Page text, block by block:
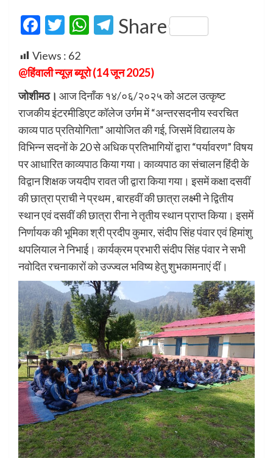
Facebook
Twitter
WhatsApp
Telegram
Share
Views : 62
@हिंवाली न्यूज़ ब्यूरो (14 जून 2025)
जोशीमठ। आज दिनाँक १४/०६/२०२५ को अटल उत्कृष्ट
राजकीय इंटरमीडिएट कॉलेज उर्गम में “अन्तरसदनीय स्वरचित
काव्य पाठ प्रतियोगिता” आयोजित की गई, जिसमें विद्यालय के
विभिन्न सदनों के 20 से अधिक प्रतिभागियों द्वारा “पर्यावरण” विषय
पर आधारित काव्यपाठ किया गया। काव्यपाठ का संचालन हिंदी के
विद्वान शिक्षक जयदीप रावत जी द्वारा किया गया। इसमें कक्षा दसवीं
की छात्रा प्राची ने प्रथम , बारहवीं की छात्रा लक्ष्मी ने द्वितीय
स्थान एवं दसवीं की छात्रा रीना ने तृतीय स्थान प्राप्त किया। इसमें
निर्णायक की भूमिका श्री प्रदीप कुमार, संदीप सिंह पंवार एवं हिमांशु
थपलियाल ने निभाई। कार्यक्रम प्रभारी संदीप सिंह पंवार ने सभी
नवोदित रचनाकारों को उज्ज्वल भविष्य हेतु शुभकामनाएं दीं।